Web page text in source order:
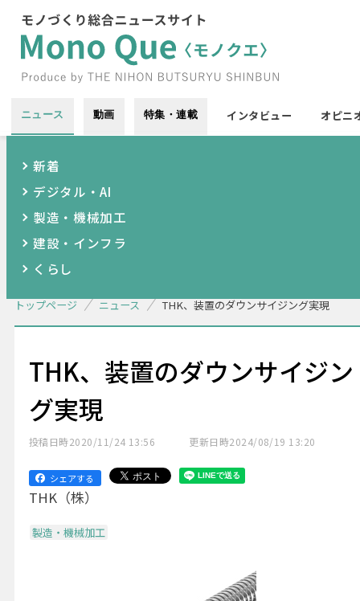
ニュース 動画 特集・連載 インタビュー オピニ
新着
デジタル・AI
製造・機械加工
建設・インフラ
くらし
トップページ ニュース THK、装置のダウンサイジング実現
THK、装置のダウンサイジン
グ実現
投稿日時2020/11/24 13:56 更新日時2024/08/19 13:20
シェアする
THK（株）
製造・機械加工